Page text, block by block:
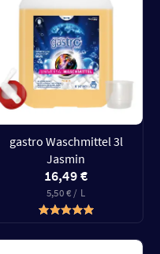
gastro Waschmittel 3l
Jasmin
16,49 €
5,50 € / L